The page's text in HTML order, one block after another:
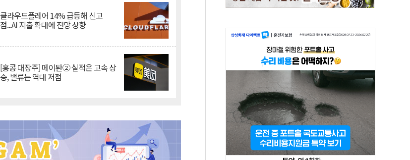
클라우드플레어 14% 급등해 신고
점...AI 지출 확대에 전망 상향
[홍콩 대장주] 메이퇀② 실적은 고속 상
승, 밸류는 역대 저점